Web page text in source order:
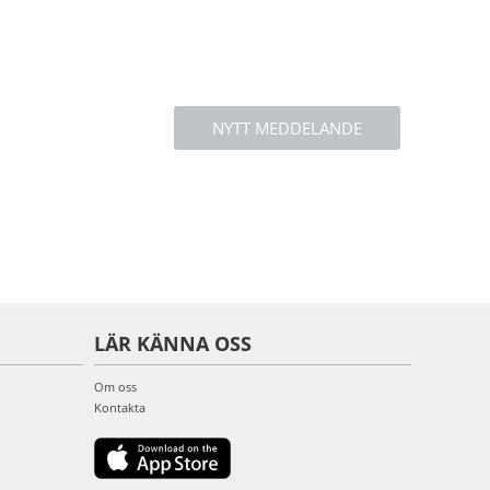
NYTT MEDDELANDE
LÄR KÄNNA OSS
Om oss
Kontakta